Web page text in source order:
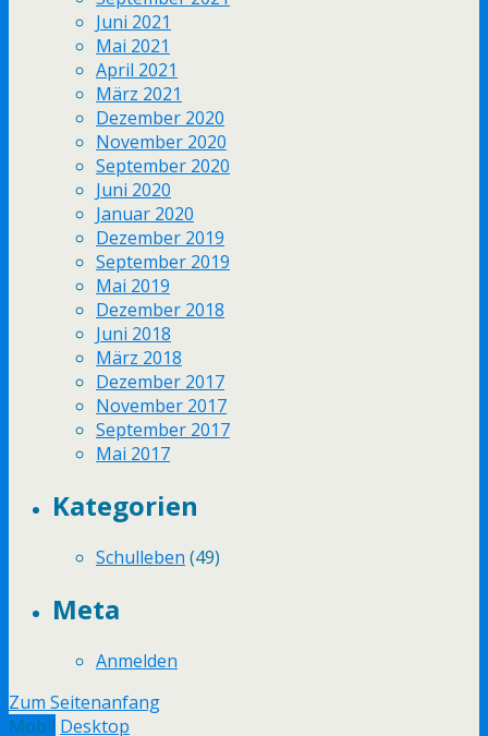
Juni 2021
Mai 2021
April 2021
März 2021
Dezember 2020
November 2020
September 2020
Juni 2020
Januar 2020
Dezember 2019
September 2019
Mai 2019
Dezember 2018
Juni 2018
März 2018
Dezember 2017
November 2017
September 2017
Mai 2017
Kategorien
Schulleben (49)
Meta
Anmelden
Zum Seitenanfang
Mobil Desktop